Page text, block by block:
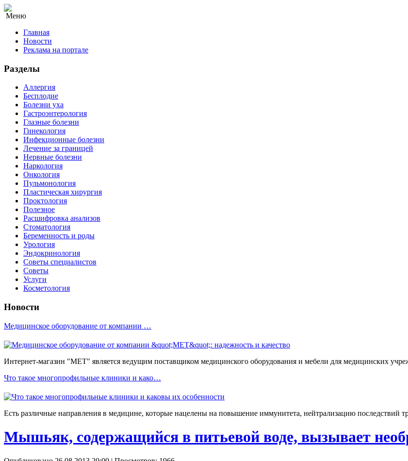
Меню
Главная
Новости
Реклама на портале
Разделы
Аллергия
Бесплодие
Болезни уха
Гастроэнтерология
Глазные болезни
Гинекология
Инфекционные болезни
Лечение за границей
Нервные болезни
Наркология
Онкология
Пульмонология
Пластическая хирургия
Проктология
Полезное
Расшифровка анализов
Стоматология
Беременность и роды
Урология
Эндокринология
Советы специалистов
Советы
Услуги
Косметология
Новости
Медицинское оборудование от компании …
Интернет-магазин "МЕТ" является ведущим поставщиком медицинского оборудования и мебели для медицинских
Что такое многопрофильные клиники и како…
Есть различные направления в медицине, которые нацелены на повышение иммунитета, нейтрализацию последствий
Мышьяк, содержащийся в питьевой воде, вызывает